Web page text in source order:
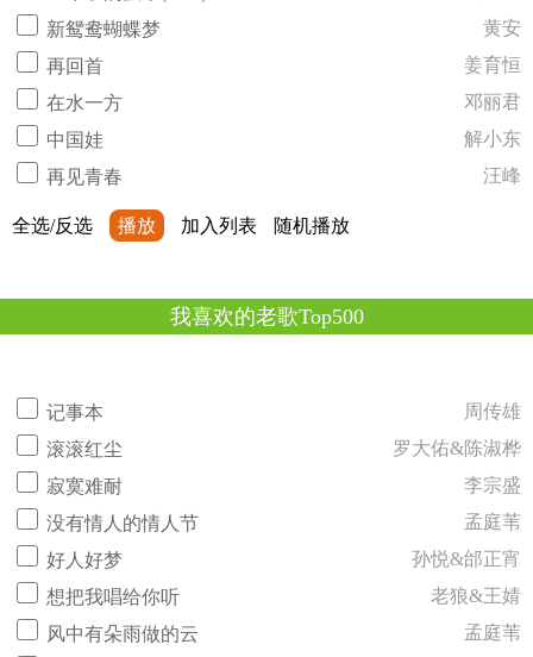
新鸳鸯蝴蝶梦
黄安
再回首
姜育恒
在水一方
邓丽君
中国娃
解小东
再见青春
汪峰
全选/反选 播放 加入列表 随机播放
我喜欢的老歌Top500
记事本
周传雄
滚滚红尘
罗大佑&陈淑桦
寂寞难耐
李宗盛
没有情人的情人节
孟庭苇
好人好梦
孙悦&邰正宵
想把我唱给你听
老狼&王婧
风中有朵雨做的云
孟庭苇